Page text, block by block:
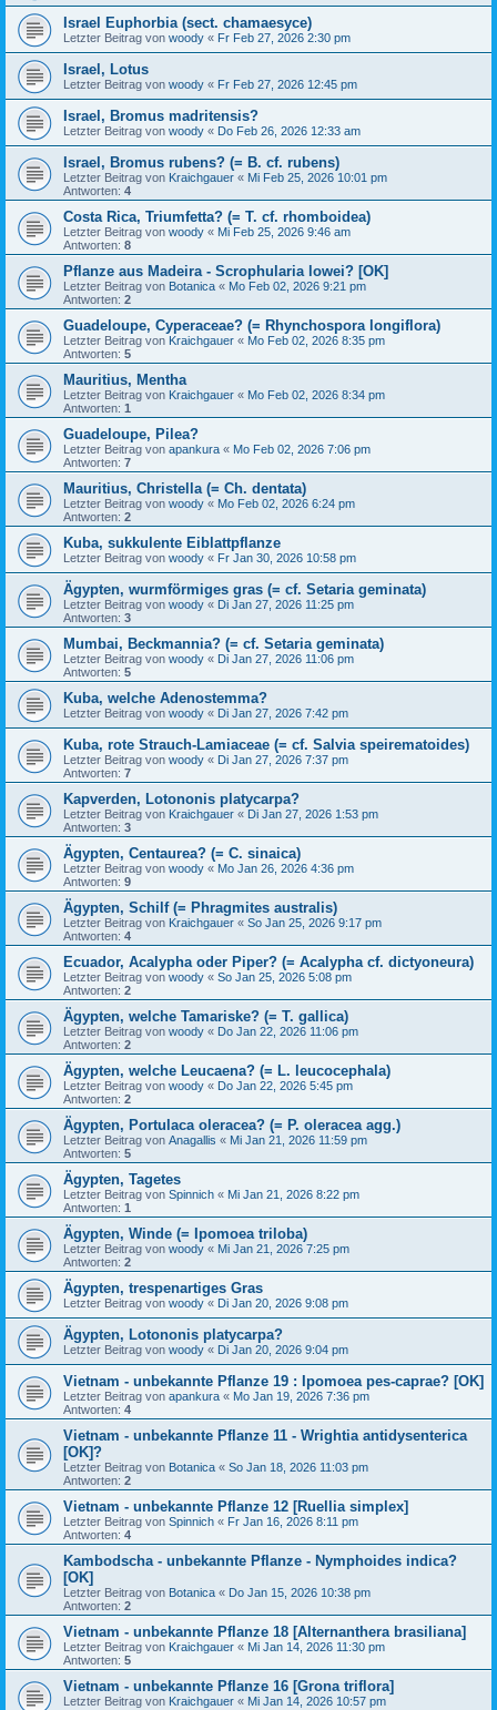
Israel Euphorbia (sect. chamaesyce)
Letzter Beitrag von woody « Fr Feb 27, 2026 2:30 pm
Israel, Lotus
Letzter Beitrag von woody « Fr Feb 27, 2026 12:45 pm
Israel, Bromus madritensis?
Letzter Beitrag von woody « Do Feb 26, 2026 12:33 am
Israel, Bromus rubens? (= B. cf. rubens)
Letzter Beitrag von Kraichgauer « Mi Feb 25, 2026 10:01 pm
Antworten: 4
Costa Rica, Triumfetta? (= T. cf. rhomboidea)
Letzter Beitrag von woody « Mi Feb 25, 2026 9:46 am
Antworten: 8
Pflanze aus Madeira - Scrophularia lowei? [OK]
Letzter Beitrag von Botanica « Mo Feb 02, 2026 9:21 pm
Antworten: 2
Guadeloupe, Cyperaceae? (= Rhynchospora longiflora)
Letzter Beitrag von Kraichgauer « Mo Feb 02, 2026 8:35 pm
Antworten: 5
Mauritius, Mentha
Letzter Beitrag von Kraichgauer « Mo Feb 02, 2026 8:34 pm
Antworten: 1
Guadeloupe, Pilea?
Letzter Beitrag von apankura « Mo Feb 02, 2026 7:06 pm
Antworten: 7
Mauritius, Christella (= Ch. dentata)
Letzter Beitrag von woody « Mo Feb 02, 2026 6:24 pm
Antworten: 2
Kuba, sukkulente Eiblattpflanze
Letzter Beitrag von woody « Fr Jan 30, 2026 10:58 pm
Ägypten, wurmförmiges gras (= cf. Setaria geminata)
Letzter Beitrag von woody « Di Jan 27, 2026 11:25 pm
Antworten: 3
Mumbai, Beckmannia? (= cf. Setaria geminata)
Letzter Beitrag von woody « Di Jan 27, 2026 11:06 pm
Antworten: 5
Kuba, welche Adenostemma?
Letzter Beitrag von woody « Di Jan 27, 2026 7:42 pm
Kuba, rote Strauch-Lamiaceae (= cf. Salvia speirematoides)
Letzter Beitrag von woody « Di Jan 27, 2026 7:37 pm
Antworten: 7
Kapverden, Lotononis platycarpa?
Letzter Beitrag von Kraichgauer « Di Jan 27, 2026 1:53 pm
Antworten: 3
Ägypten, Centaurea? (= C. sinaica)
Letzter Beitrag von woody « Mo Jan 26, 2026 4:36 pm
Antworten: 9
Ägypten, Schilf (= Phragmites australis)
Letzter Beitrag von Kraichgauer « So Jan 25, 2026 9:17 pm
Antworten: 4
Ecuador, Acalypha oder Piper? (= Acalypha cf. dictyoneura)
Letzter Beitrag von woody « So Jan 25, 2026 5:08 pm
Antworten: 2
Ägypten, welche Tamariske? (= T. gallica)
Letzter Beitrag von woody « Do Jan 22, 2026 11:06 pm
Antworten: 2
Ägypten, welche Leucaena? (= L. leucocephala)
Letzter Beitrag von woody « Do Jan 22, 2026 5:45 pm
Antworten: 2
Ägypten, Portulaca oleracea? (= P. oleracea agg.)
Letzter Beitrag von Anagallis « Mi Jan 21, 2026 11:59 pm
Antworten: 5
Ägypten, Tagetes
Letzter Beitrag von Spinnich « Mi Jan 21, 2026 8:22 pm
Antworten: 1
Ägypten, Winde (= Ipomoea triloba)
Letzter Beitrag von woody « Mi Jan 21, 2026 7:25 pm
Antworten: 2
Ägypten, trespenartiges Gras
Letzter Beitrag von woody « Di Jan 20, 2026 9:08 pm
Ägypten, Lotononis platycarpa?
Letzter Beitrag von woody « Di Jan 20, 2026 9:04 pm
Vietnam - unbekannte Pflanze 19 : Ipomoea pes-caprae? [OK]
Letzter Beitrag von apankura « Mo Jan 19, 2026 7:36 pm
Antworten: 4
Vietnam - unbekannte Pflanze 11 - Wrightia antidysenterica
[OK]?
Letzter Beitrag von Botanica « So Jan 18, 2026 11:03 pm
Antworten: 2
Vietnam - unbekannte Pflanze 12 [Ruellia simplex]
Letzter Beitrag von Spinnich « Fr Jan 16, 2026 8:11 pm
Antworten: 4
Kambodscha - unbekannte Pflanze - Nymphoides indica?
[OK]
Letzter Beitrag von Botanica « Do Jan 15, 2026 10:38 pm
Antworten: 2
Vietnam - unbekannte Pflanze 18 [Alternanthera brasiliana]
Letzter Beitrag von Kraichgauer « Mi Jan 14, 2026 11:30 pm
Antworten: 5
Vietnam - unbekannte Pflanze 16 [Grona triflora]
Letzter Beitrag von Kraichgauer « Mi Jan 14, 2026 10:57 pm